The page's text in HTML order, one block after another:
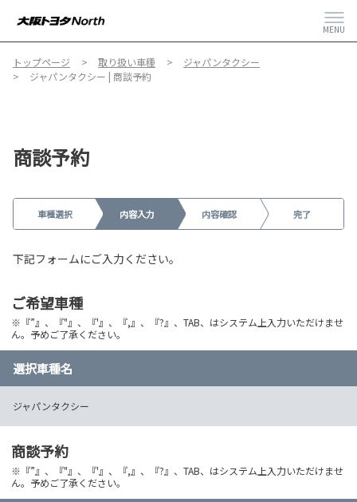
MENU
トップページ 取り扱い車種
ジャパンタクシー
ジャパンタクシー | 商談予約
商談予約
車種選択 内容入力 内容確認 完了
下記フォームにご入力ください。
ご希望車種
※『”』、『"』、『'』、『,』、『?』、TAB、はシステム上入力いただけませ
ん。予めご了承ください。
選択車種名
ジャパンタクシー
商談予約
※『”』、『"』、『'』、『,』、『?』、TAB、はシステム上入力いただけませ
ん。予めご了承ください。